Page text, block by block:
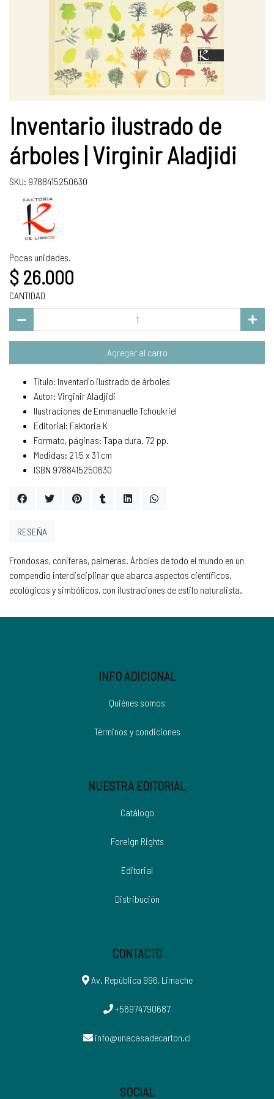
Inventario ilustrado de
árboles | Virginir Aladjidi
SKU: 9788415250630
Pocas unidades.
$ 26.000
CANTIDAD
Agregar al carro
Título: Inventario ilustrado de árboles
Autor: Virginir Aladjidi
Ilustraciones de Emmanuelle Tchoukriel
Editorial: Faktoria K
Formato, páginas: Tapa dura. 72 pp.
Medidas: 21,5 x 31 cm
ISBN 9788415250630
Frondosas, coníferas, palmeras. Árboles de todo el mundo en un
compendio interdisciplinar que abarca aspectos científicos,
ecológicos y simbólicos, con ilustraciones de estilo naturalista.
RESEÑA
INFO ADICIONAL
Quiénes somos
Términos y condiciones
NUESTRA EDITORIAL
Catálogo
Foreign Rights
Editorial
Distribución
CONTACTO
Av. República 996, Limache
+56974790687
info@unacasadecarton.cl
SOCIAL